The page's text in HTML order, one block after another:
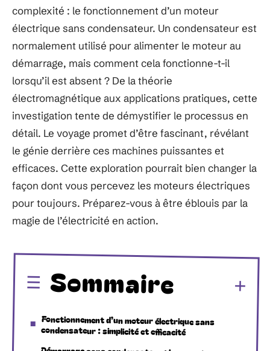
complexité : le fonctionnement d’un moteur
électrique sans condensateur. Un condensateur est
normalement utilisé pour alimenter le moteur au
démarrage, mais comment cela fonctionne-t-il
lorsqu’il est absent ? De la théorie
électromagnétique aux applications pratiques, cette
investigation tente de démystifier le processus en
détail. Le voyage promet d’être fascinant, révélant
le génie derrière ces machines puissantes et
efficaces. Cette exploration pourrait bien changer la
façon dont vous percevez les moteurs électriques
pour toujours. Préparez-vous à être éblouis par la
magie de l’électricité en action.
Sommaire
Fonctionnement d’un moteur électrique sans
condensateur : simplicité et efficacité